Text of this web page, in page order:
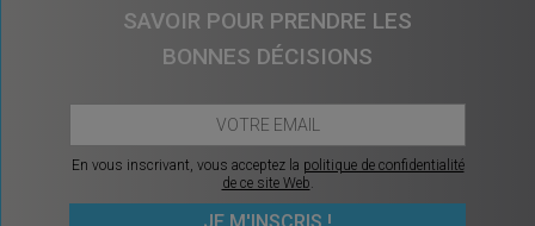
SAVOIR POUR PRENDRE LES
BONNES DÉCISIONS
En vous inscrivant, vous acceptez la politique de confidentialité
de ce site Web